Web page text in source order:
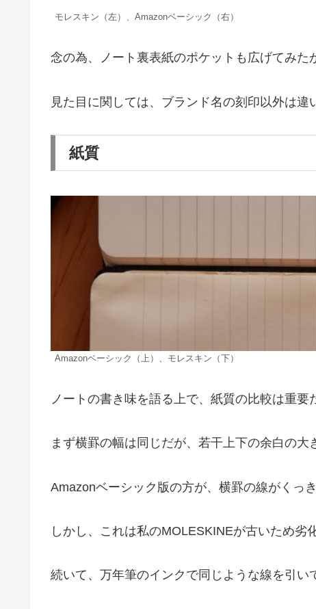
モレスキン（左）、Amazonベーシック（右）
念の為、ノート裏表紙のポケットも広げてみた
見た目に関しては、ブランド名の刻印以外は違
紙質
Amazonベーシック（上）、モレスキン（下）
ノートの書き味を語る上で、紙質の比較は重要
まず横罫の幅は同じだが、若干上下の余白の大
Amazonベーシック版の方が、横罫の線がくっ
しかし、これは私のMOLESKINEが古いため劣
続いて、万年筆のインクで同じような線を引い